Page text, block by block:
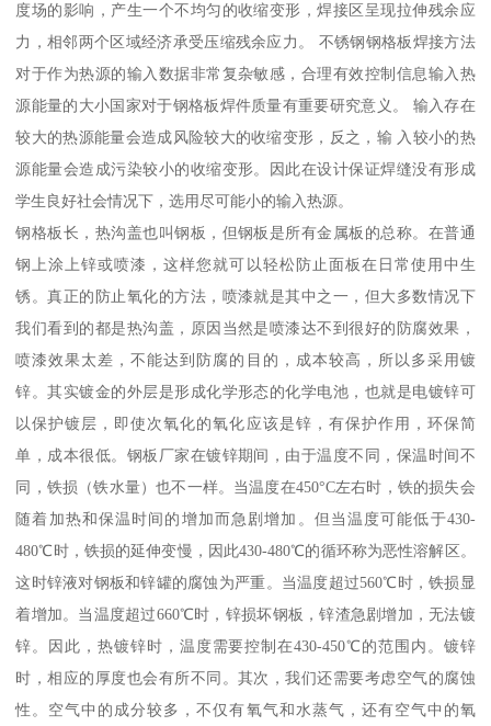
度场的影响，产生一个不均匀的收缩变形，焊接区呈现拉伸残余应
力，相邻两个区域经济承受压缩残余应力。 不锈钢钢格板焊接方法
对于作为热源的输入数据非常复杂敏感，合理有效控制信息输入热
源能量的大小国家对于钢格板焊件质量有重要研究意义。 输入存在
较大的热源能量会造成风险较大的收缩变形，反之，输 入较小的热
源能量会造成污染较小的收缩变形。因此在设计保证焊缝没有形成
学生良好社会情况下，选用尽可能小的输入热源。
钢格板长，热沟盖也叫钢板，但钢板是所有金属板的总称。在普通
钢上涂上锌或喷漆，这样您就可以轻松防止面板在日常使用中生
锈。真正的防止氧化的方法，喷漆就是其中之一，但大多数情况下
我们看到的都是热沟盖，原因当然是喷漆达不到很好的防腐效果，
喷漆效果太差，不能达到防腐的目的，成本较高，所以多采用镀
锌。其实镀金的外层是形成化学形态的化学电池，也就是电镀锌可
以保护镀层，即使次氧化的氧化应该是锌，有保护作用，环保简
单，成本很低。钢板厂家在镀锌期间，由于温度不同，保温时间不
同，铁损（铁水量）也不一样。当温度在450°C左右时，铁的损失会
随着加热和保温时间的增加而急剧增加。但当温度可能低于430-
480℃时，铁损的延伸变慢，因此430-480℃的循环称为恶性溶解区。
这时锌液对钢板和锌罐的腐蚀为严重。当温度超过560℃时，铁损显
着增加。当温度超过660℃时，锌损坏钢板，锌渣急剧增加，无法镀
锌。因此，热镀锌时，温度需要控制在430-450℃的范围内。镀锌
时，相应的厚度也会有所不同。其次，我们还需要考虑空气的腐蚀
性。空气中的成分较多，不仅有氧气和水蒸气，还有空气中的氧